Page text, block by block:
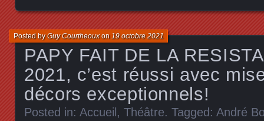
PAPY FAIT DE LA
2021, c’est réussi avec
décors exceptionnels!
Posted byGuy Courtheouxon 19 octobre 2021
Posted in: Accueil, Théâtre. Tagged: André